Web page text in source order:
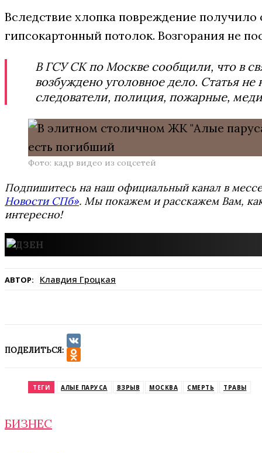
Вследствие хлопка повреждение получило
гипсокартонный потолок. Возгорания не
В ГСУ СК по Москве сообщили, что в
возбуждено уголовное дело. Статья не
следователи, полиция, пожарные,
Фото: кадр видео из соцсетей
Подпишитесь на наш официальный канал в
Новости СПб». Мы покажем и расскажем Вам,
интересно!
АВТОР: Клавдия Гроцкая
ПОДЕЛИТЬСЯ:
VK
ТЕГИ АЛЫЕ ПАРУСА ВЗРЫВ МОСКВА СМЕРТЬ ТРАВЫ
БИЗНЕС